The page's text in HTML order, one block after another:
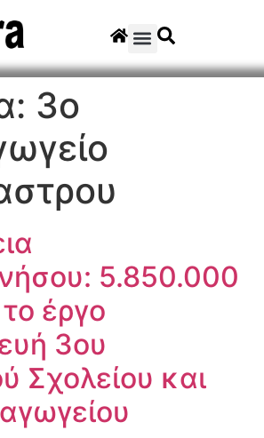
3ο
5.850.000
έργο
3ου
Σχολείου και